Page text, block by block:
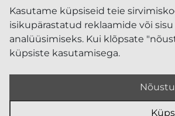
Kasutame küpsiseid teie
isikupärastatud reklaamide või
analüüsimiseks. Kui klõpsate
küpsiste kasutamisega.